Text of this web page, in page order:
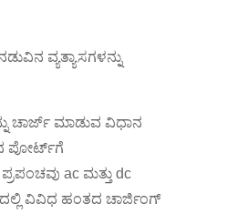
ವ್ಯತ್ಯಾಸಗಳನ್ನು
ಚಾರ್ಜ್ ಮಾಡುವ ವಿಧಾನ
ಪೋರ್ಟ್‌ಗೆ
ac ಮತ್ತು dc
ವಿವಿಧ ಹಂತದ ಚಾರ್ಜಿಂಗ್